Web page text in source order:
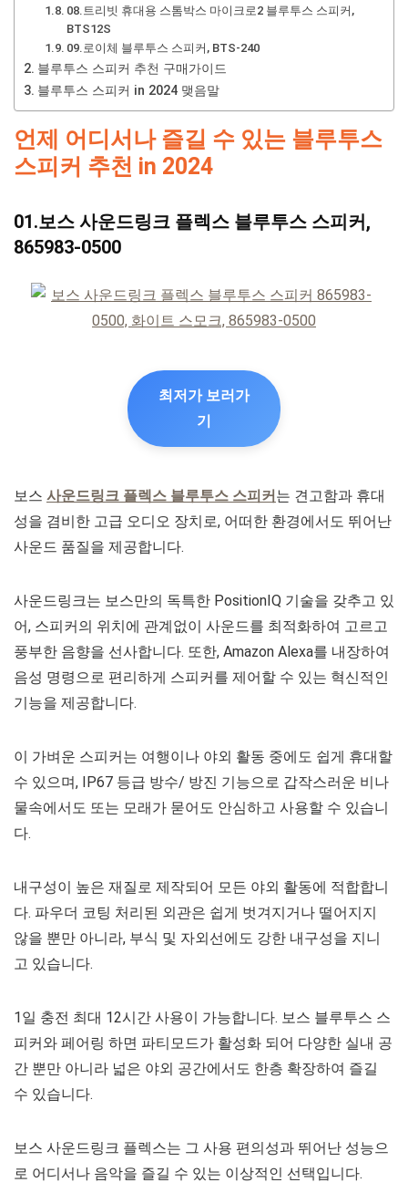
08.트리빗 휴대용 스톰박스 마이크로2 블루투스 스피커,
BTS12S
09.로이체 블루투스 스피커, BTS-240
블루투스 스피커 추천 구매가이드
블루투스 스피커 in 2024 맺음말
언제 어디서나 즐길 수 있는 블루투스
스피커 추천 in 2024
01.보스 사운드링크 플렉스 블루투스 스피커,
865983-0500
최저가 보러가
기
보스 사운드링크 플렉스 블루투스 스피커 는 견고함과 휴대
성을 겸비한 고급 오디오 장치로, 어떠한 환경에서도 뛰어난
사운드 품질을 제공합니다.
사운드링크는 보스만의 독특한 PositionIQ 기술을 갖추고 있
어, 스피커의 위치에 관계없이 사운드를 최적화하여 고르고
풍부한 음향을 선사합니다. 또한, Amazon Alexa를 내장하여
음성 명령으로 편리하게 스피커를 제어할 수 있는 혁신적인
기능을 제공합니다.
이 가벼운 스피커는 여행이나 야외 활동 중에도 쉽게 휴대할
수 있으며, IP67 등급 방수/ 방진 기능으로 갑작스러운 비나
물속에서도 또는 모래가 묻어도 안심하고 사용할 수 있습니
다.
내구성이 높은 재질로 제작되어 모든 야외 활동에 적합합니
다. 파우더 코팅 처리된 외관은 쉽게 벗겨지거나 떨어지지
않을 뿐만 아니라, 부식 및 자외선에도 강한 내구성을 지니
고 있습니다.
1일 충전 최대 12시간 사용이 가능합니다. 보스 블루투스 스
피커와 페어링 하면 파티모드가 활성화 되어 다양한 실내 공
간 뿐만 아니라 넓은 야외 공간에서도 한층 확장하여 즐길
수 있습니다.
보스 사운드링크 플렉스는 그 사용 편의성과 뛰어난 성능으
로 어디서나 음악을 즐길 수 있는 이상적인 선택입니다.